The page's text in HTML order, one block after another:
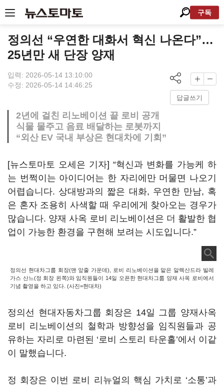
구독
정의선 “우연한 대화서 혁신 나온다”…
25년만 새 단장 양재
입력: 2026-05-14 13:10:00
수정: 2026-05-14 14:46:25
답글쓰기
2년에 걸친 리노베이션 끝 로비 공개
식물 물주고 음료 배달하는 로봇까지
“외산 EV 국내 부상은 현대차에 기회”
[뉴스토마토 오세은 기자] “혁신과 변화를 가능케 하
는 번쩍이는 아이디어는 한 자리에만 머물면 나오기
어렵습니다. 상대방과의 짧은 대화, 우연한 만남, 혹
은 혼자 조용히 사색할 때 우리에게 찾아오는 경우가
많습니다. 양재 사옥 로비 리노베이션은 더 활발한 협
업이 가능한 환경을 구현해 보려는 시도입니다.”
정의선 현대차그룹 회장(맨 앞줄 가운데), 로비 리노베이션을 맡은 알렉산드라 빌레
가스 산느(정 회장 왼쪽)와 임직원들이 14일 오픈한 현대차그룹 양재 사옥 로비에서
기념 촬영을 하고 있다. (사진=현대차)
정의선 현대자동차그룹 회장은 14일 그룹 양재사옥
로비 리노베이션의 철학과 방향성을 임직원들과 공
유하는 자리로 마련된 ‘로비 스토리 타운홀’에서 이같
이 말했습니다.
정 회장은 이번 로비 리뉴얼의 핵심 가치로 ‘소통’과